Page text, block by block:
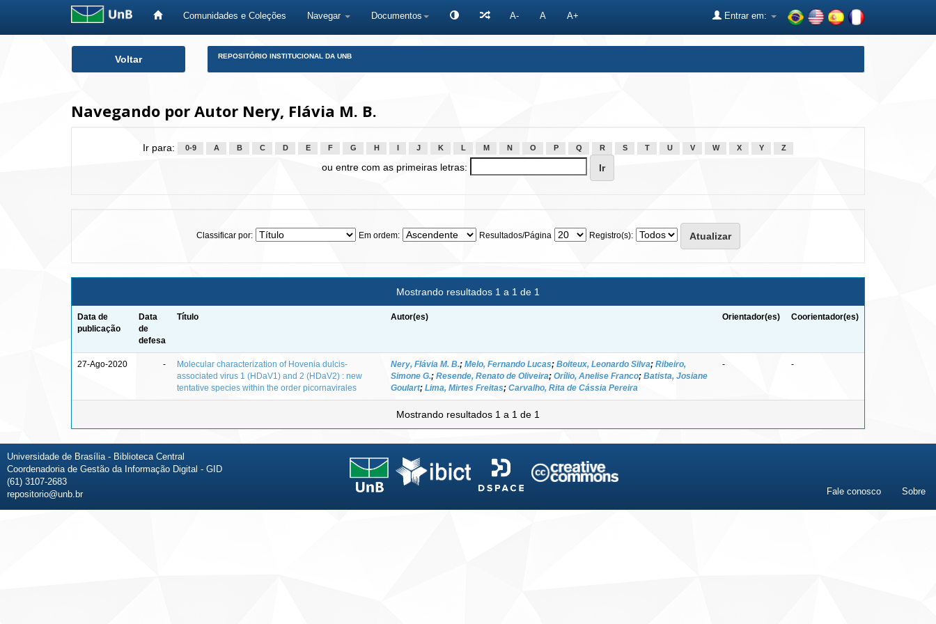
Comunidades e Coleções Navegar Documentos A- A A+ Entrar em:
Voltar REPOSITÓRIO INSTITUCIONAL DA UNB
Navegando por Autor Nery, Flávia M. B.
Ir para: 0-9 A B C D E F G H J K L M N O P Q R S T U V W X Y Z
ou entre com as primeiras letras:
Classificar por: Em ordem: Resultados/Página Registro(s):
Mostrando resultados 1 a 1 de 1
Data de
publicação
Data
de
defesa
Título Autor(es) Orientador(es) Coorientador(es)
27-Ago-2020 -
Molecular characterization of Hovenia dulcis-
associated virus 1 (HDaV1) and 2 (HDaV2) : new
tentative species within the order picornavirales
Nery, Flávia M. B.; Melo, Fernando Lucas; Boiteux, Leonardo Silva; Ribeiro,
Simone G.; Resende, Renato de Oliveira; Orílio, Anelise Franco; Batista, Josiane
Goulart; Lima, Mirtes Freitas; Carvalho, Rita de Cássia Pereira
- -
Mostrando resultados 1 a 1 de 1
Universidade de Brasília - Biblioteca Central
Coordenadoria de Gestão da Informação Digital - GID
(61) 3107-2683
repositorio@unb.br
Fale conosco Sobre